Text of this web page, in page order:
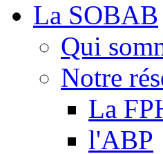
La SOBAB
Qui
Notre
La
l'ABP